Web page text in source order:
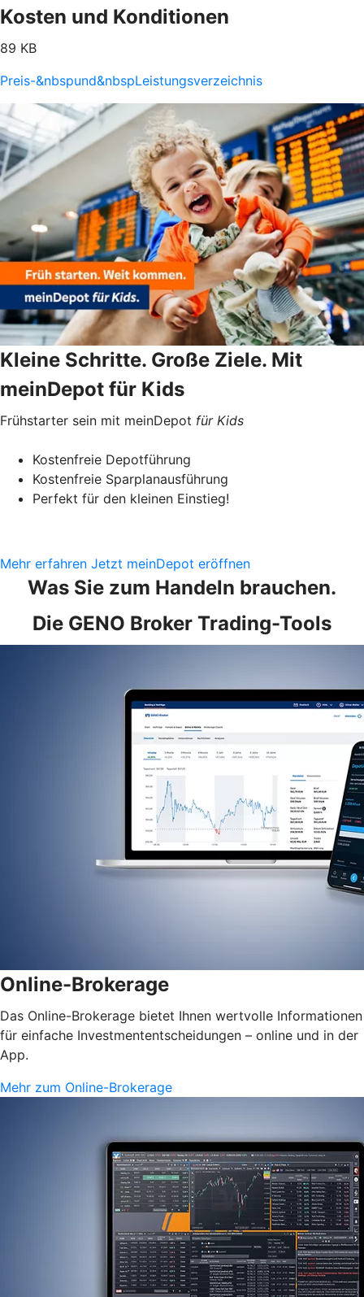
Kosten und Konditionen
89 KB
Preis-&nbspund&nbspLeistungsverzeichnis
Kleine Schritte. Große Ziele. Mit
meinDepot für Kids
Frühstarter sein mit meinDepot für Kids
Kostenfreie Depotführung
Kostenfreie Sparplanausführung
Perfekt für den kleinen Einstieg!
Mehr erfahren Jetzt meinDepot eröffnen
Was Sie zum Handeln brauchen.
Die GENO Broker Trading-Tools
Online-Brokerage
Das Online-Brokerage bietet Ihnen wertvolle Informationen
für einfache Investmententscheidungen – online und in der
App.
Mehr zum Online-Brokerage